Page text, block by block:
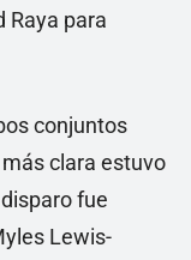
Raya para
conjuntos
clara estuvo
fue
Lewis-